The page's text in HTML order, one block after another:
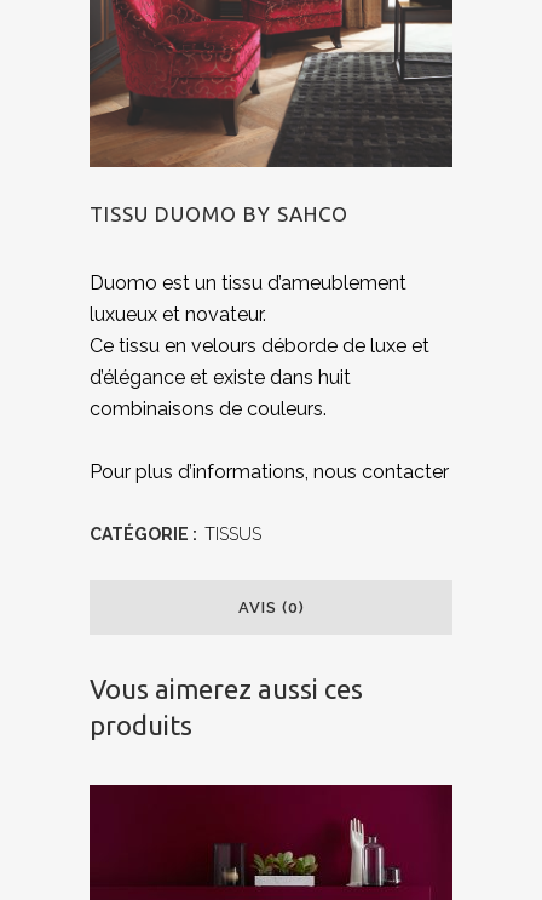
TISSU DUOMO BY SAHCO
Duomo est un tissu d’ameublement
luxueux et novateur.
Ce tissu en velours déborde de luxe et
d’élégance et existe dans huit
combinaisons de couleurs.
Pour plus d’informations, nous contacter
CATÉGORIE : TISSUS
AVIS (0)
Vous aimerez aussi ces
produits